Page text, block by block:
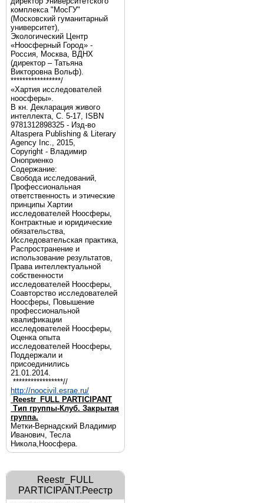
комплекса "МосГУ"
(Московский гуманитарный
университет),
Экологический Центр
«Ноосферный Город» -
Россия, Москва, ВДНХ
(директор – Татьяна
Викторовна Вольф).
*****************/
«Хартия исследователей
ноосферы».
В кн. Декларация живого
интеллекта, С. 5-17, ISBN
9781312898325 - Изд-во
Altaspera Publishing & Literary
Agency Inc., 2015,
Copyright - Владимир
Оноприенко
Содержание:
Свобода исследований,
Профессиональная
ответственность и этические
принципы Хартии
исследователей Ноосферы,
Контрактные и юридические
обязательства,
Исследовательская практика,
Распространение и
использование результатов,
Права интеллектуальной
собственности
исследователей Ноосферы,
Соавторство исследователей
Ноосферы, Повышение
профессиональной
квалификации
исследователей Ноосферы,
Оценка опыта
исследователей Ноосферы,
Поддержали и
присоединились
21.01.2014.
*****************//
http://noocivil.esrae.ru/
Reestr_FULL PARTICIPANT
Тип группы-Клуб. Закрытая
группа.
Метки-Вернадский Владимир
Иванович, Тесла
Никола,Ноосфера.
Reestr_FULL
PARTICIPANT.Реестр